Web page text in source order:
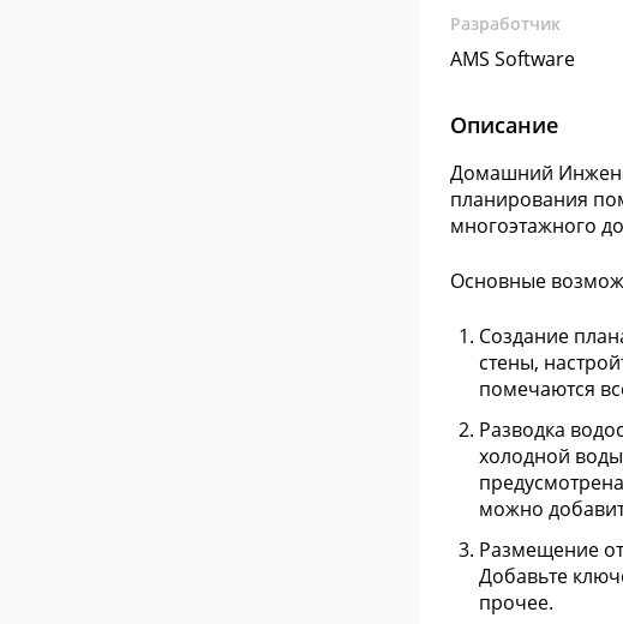
Разработчик
AMS Software
Описание
Домашний
планирования
многоэтажного
Основные
Создание
стены,
помечаются
Разводка
холодной
можно
Размещение
Добавьте
прочее.